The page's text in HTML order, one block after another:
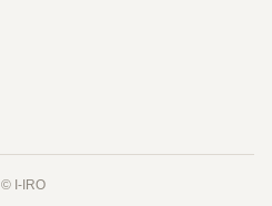
© I-IRO